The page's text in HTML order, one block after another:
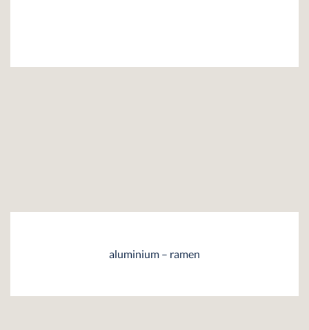
aluminium – ramen